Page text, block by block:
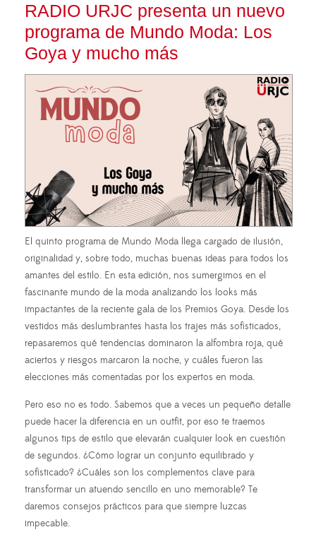
RADIO URJC presenta un nuevo
programa de Mundo Moda: Los
Goya y mucho más
El quinto programa de Mundo Moda llega cargado de ilusión,
originalidad y, sobre todo, muchas buenas ideas para todos los
amantes del estilo. En esta edición, nos sumergimos en el
fascinante mundo de la moda analizando los looks más
impactantes de la reciente gala de los Premios Goya. Desde los
vestidos más deslumbrantes hasta los trajes más sofisticados,
repasaremos qué tendencias dominaron la alfombra roja, qué
aciertos y riesgos marcaron la noche, y cuáles fueron las
elecciones más comentadas por los expertos en moda.
Pero eso no es todo. Sabemos que a veces un pequeño detalle
puede hacer la diferencia en un outfit, por eso te traemos
algunos tips de estilo que elevarán cualquier look en cuestión
de segundos. ¿Cómo lograr un conjunto equilibrado y
sofisticado? ¿Cuáles son los complementos clave para
transformar un atuendo sencillo en uno memorable? Te
daremos consejos prácticos para que siempre luzcas
impecable.